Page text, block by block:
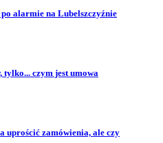
alarmie na Lubelszczyźnie
tylko... czym jest umowa
uprościć zamówienia, ale czy